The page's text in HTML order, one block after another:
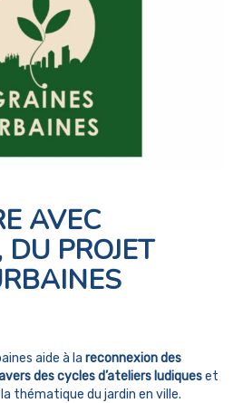
AVEC
PROJET
aide à lareconnexion des
des cycles d’ateliers ludiqueset
thématique du jardin en ville.